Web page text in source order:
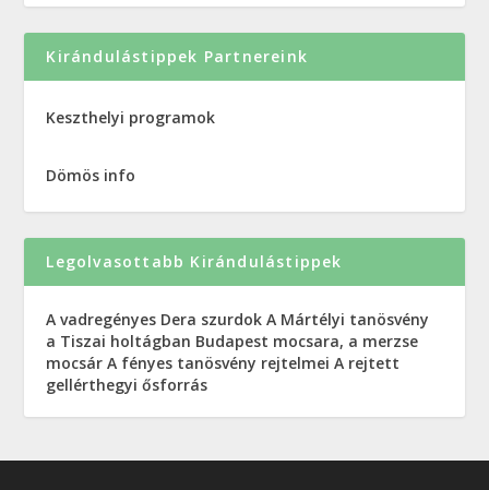
Kirándulástippek Partnereink
Keszthelyi programok
Dömös info
Legolvasottabb Kirándulástippek
A vadregényes Dera szurdok A Mártélyi tanösvény
a Tiszai holtágban Budapest mocsara, a merzse
mocsár A fényes tanösvény rejtelmei A rejtett
gellérthegyi ősforrás